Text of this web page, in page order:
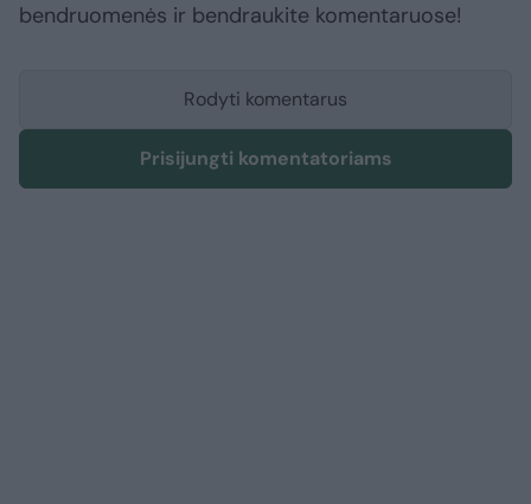
bendruomenės ir bendraukite komentaruose!
Rodyti komentarus
Prisijungti komentatoriams